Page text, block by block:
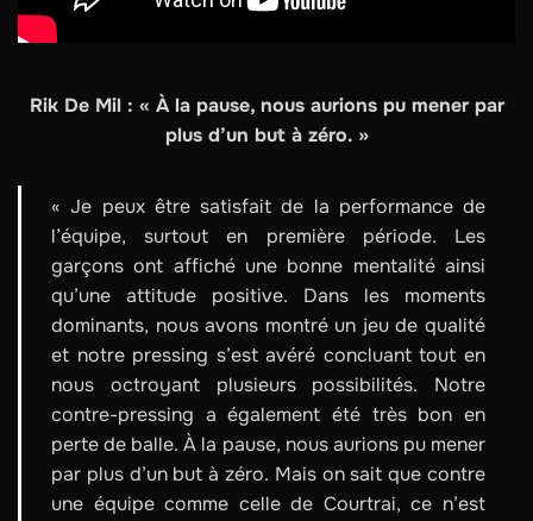
Rik De Mil : « À la pause, nous aurions pu mener par
plus d’un but à zéro. »
« Je peux être satisfait de la performance de
l’équipe, surtout en première période. Les
garçons ont affiché une bonne mentalité ainsi
qu’une attitude positive. Dans les moments
dominants, nous avons montré un jeu de qualité
et notre pressing s’est avéré concluant tout en
nous octroyant plusieurs possibilités. Notre
contre-pressing a également été très bon en
perte de balle. À la pause, nous aurions pu mener
par plus d’un but à zéro. Mais on sait que contre
une équipe comme celle de Courtrai, ce n’est